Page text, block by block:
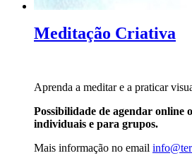
Meditação Criativa
Aprenda a meditar e a praticar
Possibilidade de agendar online
individuais e para grupos.
Mais informação no email